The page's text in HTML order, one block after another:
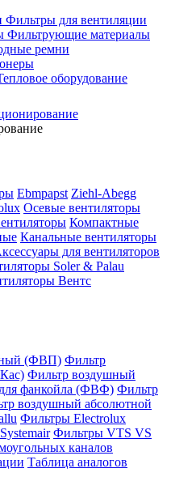
Фильтры для вентиляции
Фильтрующие материалы
ремни
оборудование
Ebmpapst Ziehl-Abegg
Осевые вентиляторы
Компактные
Канальные вентиляторы
для вентиляторов
Soler & Palau
Вентс
(ФВП) Фильтр
Фильтр воздушный
фанкойла (ФВФ) Фильтр
воздушный абсолютной
Фильтры Electrolux
Фильтры VTS VS
каналов
Таблица аналогов